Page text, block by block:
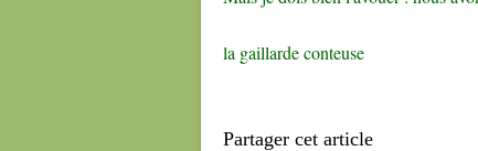
la gaillarde conteuse
Partager cet article